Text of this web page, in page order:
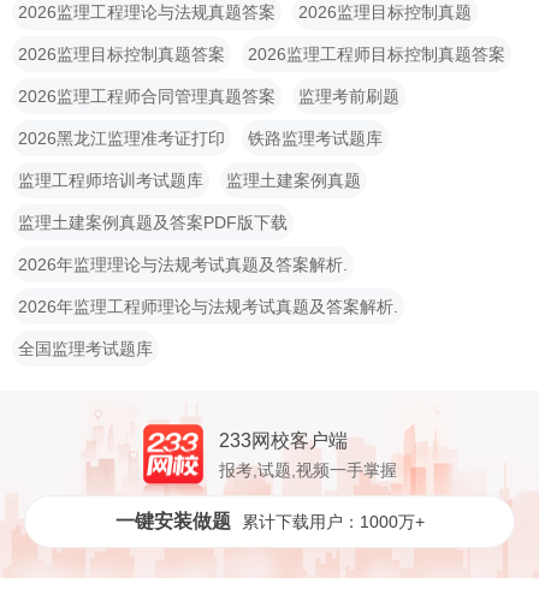
2026监理工程理论与法规真题答案 2026监理目标控制真题
2026监理目标控制真题答案 2026监理工程师目标控制真题答案
2026监理工程师合同管理真题答案 监理考前刷题
2026黑龙江监理准考证打印 铁路监理考试题库
监理工程师培训考试题库 监理土建案例真题
监理土建案例真题及答案PDF版下载
2026年监理理论与法规考试真题及答案解析.
2026年监理工程师理论与法规考试真题及答案解析.
全国监理考试题库
233网校客户端
报考,试题,视频一手掌握
一键安装做题 累计下载用户：1000万+